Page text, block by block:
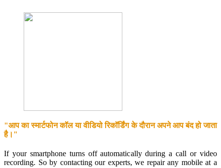
"आप का स्मार्टफोन कॉल या वीडियो रिकॉर्डिंग के दौरान अपने आप बंद हो जाता
है।"
If your smartphone turns off automatically during a call or video
recording. So by contacting our experts, we repair any mobile at a